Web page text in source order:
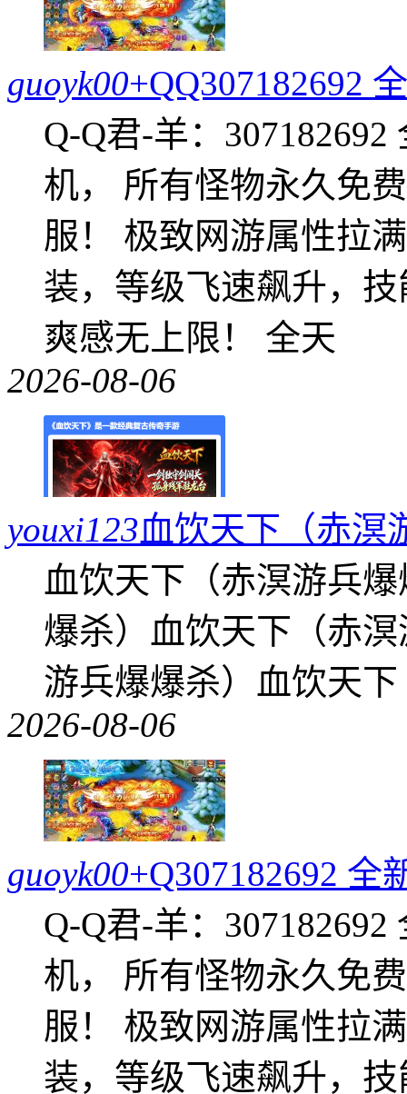
guoyk00+QQ307182692
Q-Q君-羊：
机， 所有怪物永久免
服！ 极致网游属性拉
装，等级飞速飙升，
爽感无上限！ 全天
2026-08-06
youxi123血饮天下（赤溟
血饮天下（赤溟游兵
爆杀）血饮天下（赤
游兵爆爆杀）血饮天
2026-08-06
guoyk00+Q307182692
Q-Q君-羊：
机， 所有怪物永久免
服！ 极致网游属性拉
装，等级飞速飙升，